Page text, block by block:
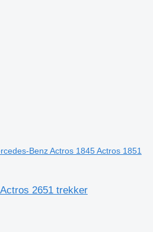
Benz Actros 1845 Actros 1851
2651 trekker